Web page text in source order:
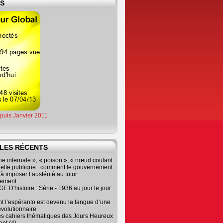
Janvier 2011
RÉCENTS
infernale », « poison », « nœud coulant
publique : comment le gouvernement
imposer l’austérité au futur
D'histoire : Série - 1936 au jour le jour
l’espéranto est devenu la langue d’une
cahiers thématiques des Jours Heureux